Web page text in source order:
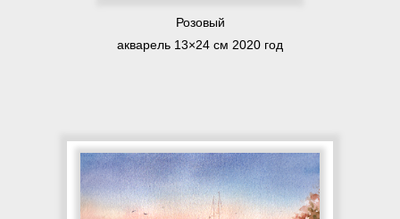
Розовый
акварель 13×24 см 2020 год